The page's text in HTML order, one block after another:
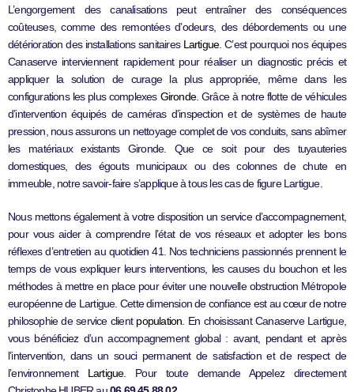
L’engorgement des canalisations peut entraîner des conséquences
coûteuses, comme des remontées d’odeurs, des débordements ou une
détérioration des installations sanitaires Lartigue. C’est pourquoi nos équipes
Canaserve interviennent rapidement pour réaliser un diagnostic précis et
appliquer la solution de curage la plus appropriée, même dans les
configurations les plus complexes Gironde. Grâce à notre flotte de véhicules
d’intervention équipés de caméras d’inspection et de systèmes de haute
pression, nous assurons un nettoyage complet de vos conduits, sans abîmer
les matériaux existants Gironde. Que ce soit pour des tuyauteries
domestiques, des égouts municipaux ou des colonnes de chute en
immeuble, notre savoir-faire s’applique à tous les cas de figure Lartigue.
Nous mettons également à votre disposition un service d’accompagnement,
pour vous aider à comprendre l’état de vos réseaux et adopter les bons
réflexes d’entretien au quotidien 41. Nos techniciens passionnés prennent le
temps de vous expliquer leurs interventions, les causes du bouchon et les
méthodes à mettre en place pour éviter une nouvelle obstruction Métropole
européenne de Lartigue. Cette dimension de confiance est au cœur de notre
philosophie de service client population. En choisissant Canaserve Lartigue,
vous bénéficiez d’un accompagnement global : avant, pendant et après
l’intervention, dans un souci permanent de satisfaction et de respect de
l’environnement Lartigue. Pour toute demande Appelez directement